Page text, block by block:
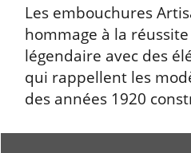
Les embouchures
hommage à la
légendaire avec des
qui rappellent les
des années 1920